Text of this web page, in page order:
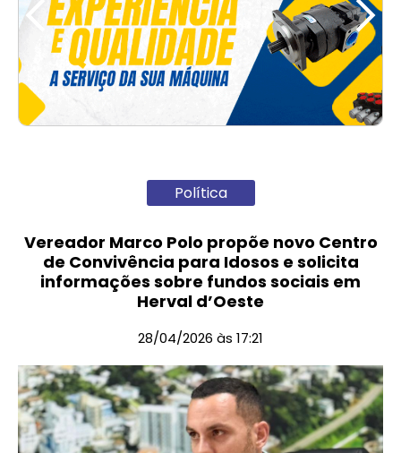
Política
Vereador Marco Polo propõe novo Centro
de Convivência para Idosos e solicita
informações sobre fundos sociais em
Herval d’Oeste
28/04/2026 às 17:21